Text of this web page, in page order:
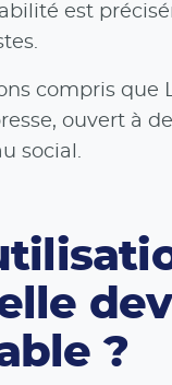
est
compris
ouvert à
social.
?